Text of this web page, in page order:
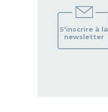
S'inscrire à la
newsletter